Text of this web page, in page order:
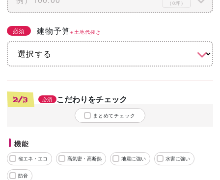
（0坪）
必須 建物予算※土地代抜き
2/3 必須 こだわりをチェック
まとめてチェック
機能
省エネ・エコ 高気密・高断熱 地震に強い 水害に強い
防音